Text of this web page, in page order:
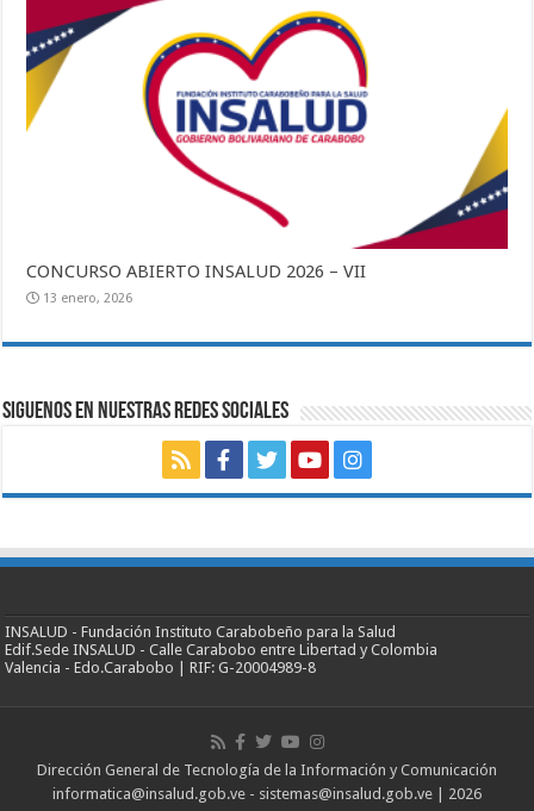
CONCURSO ABIERTO INSALUD 2026 – VII
13 enero, 2026
SIGUENOS EN NUESTRAS REDES SOCIALES
INSALUD - Fundación Instituto Carabobeño para la Salud
Edif.Sede INSALUD - Calle Carabobo entre Libertad y Colombia
Valencia - Edo.Carabobo | RIF: G-20004989-8
Dirección General de Tecnología de la Información y Comunicación
informatica@insalud.gob.ve - sistemas@insalud.gob.ve | 2026